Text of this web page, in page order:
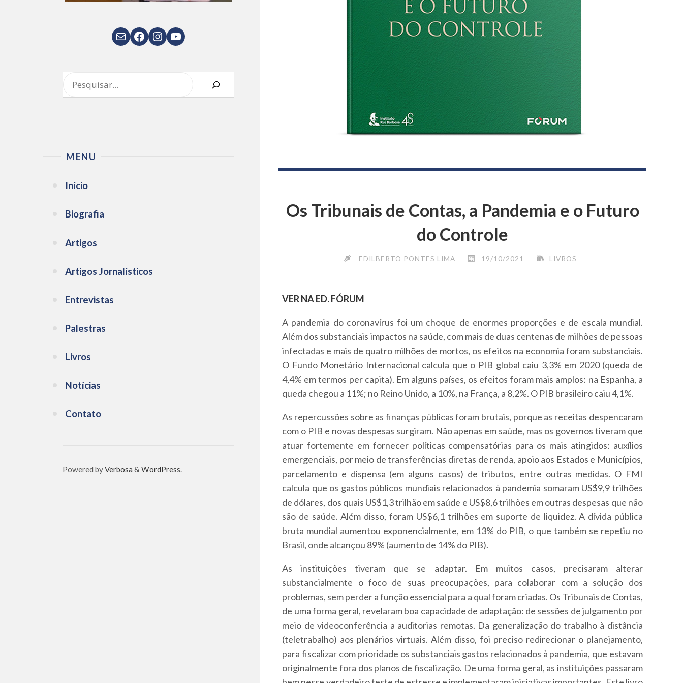
E-mailFacebook
Instagram
Youtube
MENU
Início
Biografia
Artigos
Artigos Jornalísticos
Entrevistas
Palestras
Livros
Notícias
Contato
Powered byVerbosa & WordPress.
Os Tribunais de Contas, a Pandemia e o Futuro
do Controle
EDILBERTO PONTES LIMA 19/10/2021 LIVROS
VER NA ED. FÓRUM
A pandemia do coronavírus foi um choque de enormes proporções e de escala mundial.
Além dos substanciais impactos na saúde, com mais de duas centenas de milhões de pessoas
infectadas e mais de quatro milhões de mortos, os efeitos na economia foram substanciais.
O Fundo Monetário Internacional calcula que o PIB global caiu 3,3% em 2020 (queda de
4,4% em termos per capita). Em alguns países, os efeitos foram mais amplos: na Espanha, a
queda chegou a 11%; no Reino Unido, a 10%, na França, a 8,2%. O PIB brasileiro caiu 4,1%.
As repercussões sobre as finanças públicas foram brutais, porque as receitas despencaram
com o PIB e novas despesas surgiram. Não apenas em saúde, mas os governos tiveram que
atuar fortemente em fornecer políticas compensatórias para os mais atingidos: auxílios
emergenciais, por meio de transferências diretas de renda, apoio aos Estados e Municípios,
parcelamento e dispensa (em alguns casos) de tributos, entre outras medidas. O FMI
calcula que os gastos públicos mundiais relacionados à pandemia somaram US$9,9 trilhões
de dólares, dos quais US$1,3 trilhão em saúde e US$8,6 trilhões em outras despesas que não
são de saúde. Além disso, foram US$6,1 trilhões em suporte de liquidez. A dívida pública
bruta mundial aumentou exponencialmente, em 13% do PIB, o que também se repetiu no
Brasil, onde alcançou 89% (aumento de 14% do PIB).
As instituições tiveram que se adaptar. Em muitos casos, precisaram alterar
substancialmente o foco de suas preocupações, para colaborar com a solução dos
problemas, sem perder a função essencial para a qual foram criadas. Os Tribunais de Contas,
de uma forma geral, revelaram boa capacidade de adaptação: de sessões de julgamento por
meio de videoconferência a auditorias remotas. Da generalização do trabalho à distância
(teletrabalho) aos plenários virtuais. Além disso, foi preciso redirecionar o planejamento,
para fiscalizar com prioridade os substanciais gastos relacionados à pandemia, que estavam
originalmente fora dos planos de fiscalização. De uma forma geral, as instituições passaram